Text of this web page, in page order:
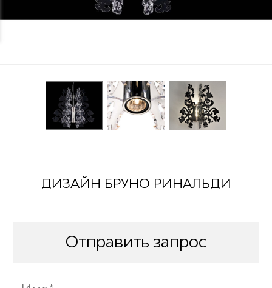
ДИЗАЙН БРУНО РИНАЛЬДИ
Отправить запрос